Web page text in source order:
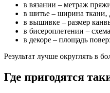
в вязании – метраж
в шитье – ширина ткани,
в вышивке – размер
в бисероплетении –
в декоре – площадь
Результат лучше округлять в
Где пригодятся